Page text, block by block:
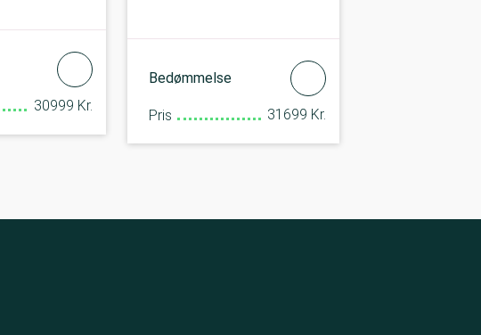
30999 Kr.
Bedømmelse
Pris 31699 Kr.